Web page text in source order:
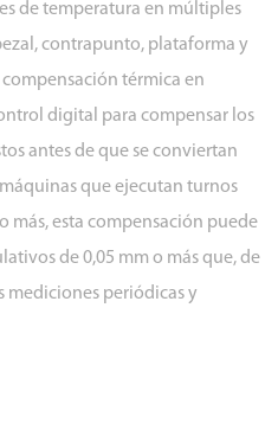
de temperatura en múltiples
contrapunto, plataforma y
térmica en
digital para compensar los
antes de que se conviertan
que ejecutan turnos
más, esta compensación puede
de 0,05 mm o más que, de
periódicas y